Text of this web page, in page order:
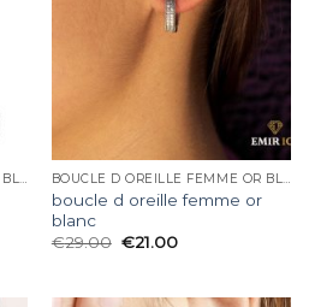
BOUCLE D OREILLE FEMME OR BLANC BOUCLE D OREILLE FEMME OR BLANC
boucle d oreille femme or
blanc
€29.00 €21.00